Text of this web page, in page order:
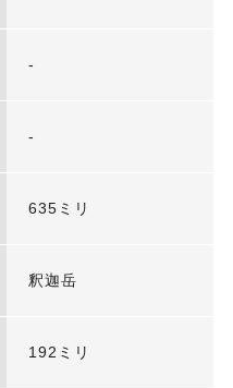
-
-
635ミリ
釈迦岳
192ミリ